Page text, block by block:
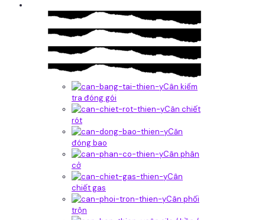
Cân kiểm
tra đóng gói
Cân chiết
rót
Căn
đóng bao
Cân phân
cở
Cân
chiết gas
Cân phối
trộn